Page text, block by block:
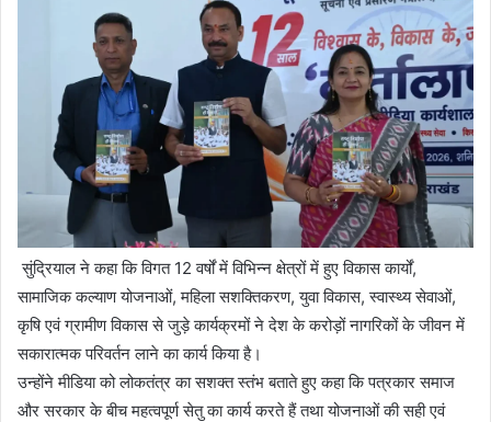
सुंद्रियाल ने कहा कि विगत 12 वर्षों में विभिन्न क्षेत्रों में हुए विकास कार्यों,
सामाजिक कल्याण योजनाओं, महिला सशक्तिकरण, युवा विकास, स्वास्थ्य सेवाओं,
कृषि एवं ग्रामीण विकास से जुड़े कार्यक्रमों ने देश के करोड़ों नागरिकों के जीवन में
सकारात्मक परिवर्तन लाने का कार्य किया है।
उन्होंने मीडिया को लोकतंत्र का सशक्त स्तंभ बताते हुए कहा कि पत्रकार समाज
और सरकार के बीच महत्वपूर्ण सेतु का कार्य करते हैं तथा योजनाओं की सही एवं